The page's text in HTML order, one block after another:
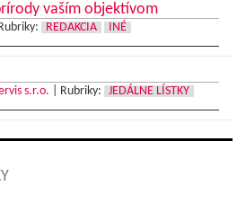
vaším objektívom
Rubriky: REDAKCIA INÉ
s.r.o. Rubriky: JEDÁLNE LÍSTKY